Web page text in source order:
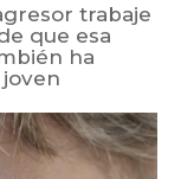
trabaje
que esa
ha